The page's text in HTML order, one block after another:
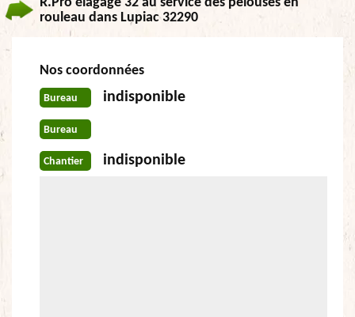
rouleau dans Lupiac 32290
Nos coordonnées
Bureau indisponible
Bureau
Chantier indisponible